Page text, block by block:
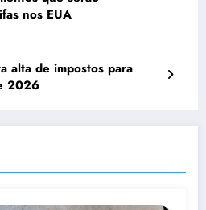
nos EUA
alta de impostos para
2026